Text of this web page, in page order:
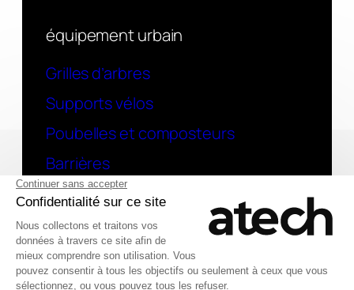
équipement urbain
Grilles d’arbres
Supports vélos
Poubelles et composteurs
Barrières
contact
Une question ? contactez-nous